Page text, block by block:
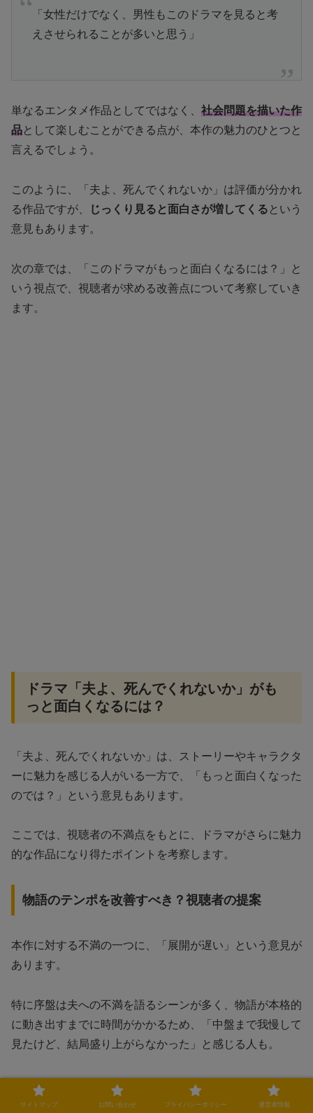
「女性だけでなく、男性もこのドラマを見ると考
えさせられることが多いと思う」
単なるエンタメ作品としてではなく、 社会問題を描いた作
品として楽しむことができる点が、本作の魅力のひとつと
言えるでしょう。
このように、「夫よ、死んでくれないか」は評価が分かれ
る作品ですが、
じっくり見ると面白さが増してくる という
意見もあります。
次の章では、「このドラマがもっと面白くなるには？」と
いう視点で、視聴者が求める改善点について考察していき
ます。
ドラマ「夫よ、死んでくれないか」がも
っと面白くなるには？
「夫よ、死んでくれないか」は、ストーリーやキャラクタ
ーに魅力を感じる人がいる一方で、「もっと面白くなった
のでは？」という意見もあります。
ここでは、視聴者の不満点をもとに、ドラマがさらに魅力
的な作品になり得たポイントを考察します。
物語のテンポを改善すべき？視聴者の提案
本作に対する不満の一つに、「展開が遅い」という意見が
あります。
特に序盤は夫への不満を語るシーンが多く、物語が本格的
に動き出すまでに時間がかかるため、「中盤まで我慢して
見たけど、結局盛り上がらなかった」と感じる人も。
視聴者の声を見てみると…
サイトマップ お問い合わせ プライバシーポリシー 運営者情報